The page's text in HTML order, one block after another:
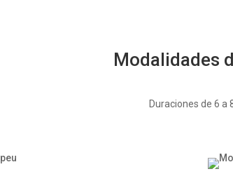
Modalidades
Duraciones de 6 a